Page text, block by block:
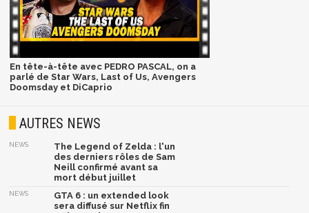
En tête-à-tête avec PEDRO PASCAL, on a
parlé de Star Wars, Last of Us, Avengers
Doomsday et DiCaprio
AUTRES NEWS
NEWS
The Legend of Zelda : l'un
des derniers rôles de Sam
Neill confirmé avant sa
mort début juillet
NEWS
GTA 6 : un extended look
sera diffusé sur Netflix fin